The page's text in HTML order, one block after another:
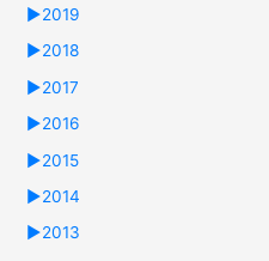
►2019
►2018
►2017
►2016
►2015
►2014
►2013